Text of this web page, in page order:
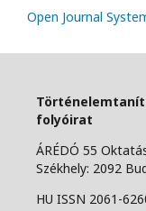
Open Journal
folyóirat
ÁRÉDÓ 55
Székhely: 2092
HU ISSN 2061-